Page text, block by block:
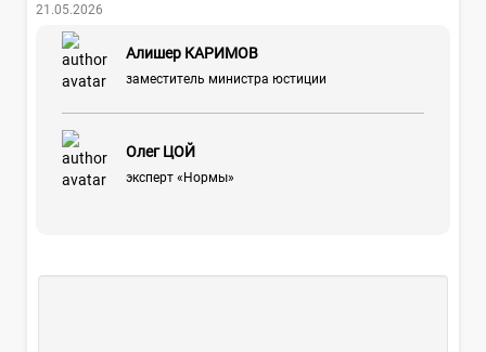
21.05.2026
Алишер КАРИМОВ
заместитель министра юстиции
Олег ЦОЙ
эксперт «Нормы»